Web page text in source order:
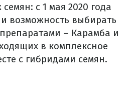
с 1 мая 2020 года
возможность выбирать
– Карамба и
в комплексное
с гибридами семян.